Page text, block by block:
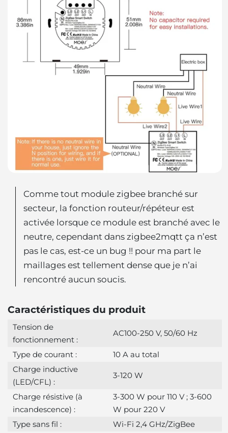
Comme tout module zigbee branché sur
secteur, la fonction routeur/répéteur est
activée lorsque ce module est branché avec le
neutre, cependant dans zigbee2mqtt ça n’est
pas le cas, est-ce un bug !! pour ma part le
maillages est tellement dense que je n’ai
rencontré aucun soucis.
Caractéristiques du produit
Tension de
fonctionnement :
AC100-250 V, 50/60 Hz
Type de courant :
10 A au total
Charge inductive
(LED/CFL) :
3-120 W
Charge résistive (à
incandescence) :
3-300 W pour 110 V ; 3-600
W pour 220 V
Type sans fil :
Wi-Fi 2,4 GHz/ZigBee